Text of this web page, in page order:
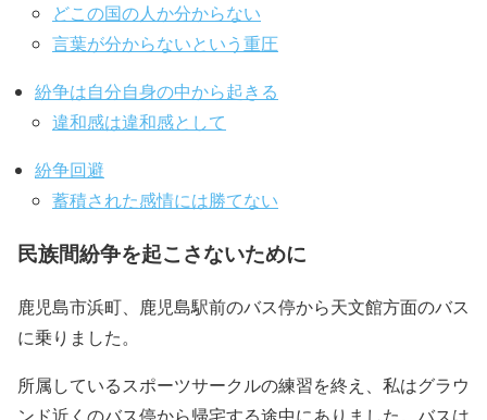
どこの国の人か分からない
言葉が分からないという重圧
紛争は自分自身の中から起きる
違和感は違和感として
紛争回避
蓄積された感情には勝てない
民族間紛争を起こさないために
鹿児島市浜町、鹿児島駅前のバス停から天文館方面のバス
に乗りました。
所属しているスポーツサークルの練習を終え、私はグラウ
ンド近くのバス停から帰宅する途中にありました。バスは